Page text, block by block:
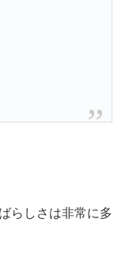
らしさは非常に多